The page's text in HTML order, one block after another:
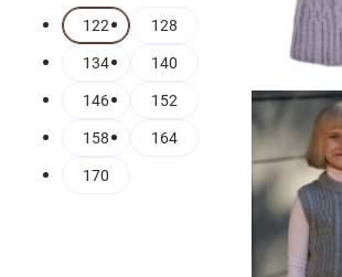
122 128
134 140
146 152
158 164
170